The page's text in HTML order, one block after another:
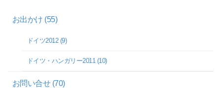
お出かけ (55)
ドイツ2012 (9)
ドイツ・ハンガリー2011 (10)
お問い合せ (70)